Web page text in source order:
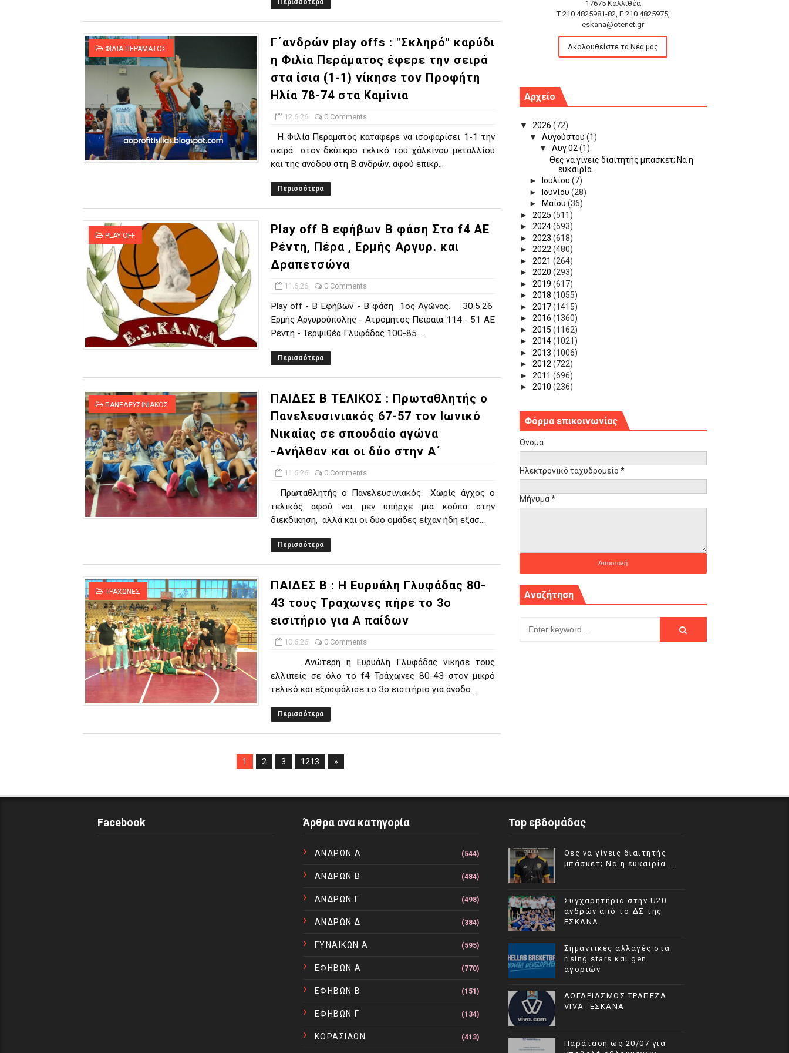
Περισσότερα
ΦΙΛΙΑ ΠΕΡΑΜΑΤΟΣ
Γ΄ανδρών play offs : "Σκληρό" καρύδι
η Φιλία Περάματος έφερε την σειρά
στα ίσια (1-1) νίκησε τον Προφήτη
Ηλία 78-74 στα Καμίνια
12.6.26 0 Comments
Η Φιλία Περάματος κατάφερε να ισοφαρίσει 1-1 την
σειρά στον δεύτερο τελικό του χάλκινου μεταλλίου
και της ανόδου στη Β ανδρών, αφού επικρ...
Περισσότερα
PLAY OFF
Play off B εφήβων Β φάση Στο f4 ΑΕ
Ρέντη, Πέρα , Ερμής Αργυρ. και
Δραπετσώνα
11.6.26 0 Comments
Play off - B Εφήβων - Β φάση 1ος Αγώνας. 30.5.26
Ερμής Αργυρούπολης - Ατρόμητος Πειραιά 114 - 51 ΑΕ
Ρέντη - Τερψιθέα Γλυφάδας 100-85 ...
Περισσότερα
ΠΑΝΕΛΕΥΣΙΝΙΑΚΟΣ
ΠΑΙΔΕΣ Β ΤΕΛΙΚΟΣ : Πρωταθλητής ο
Πανελευσινιακός 67-57 τον Ιωνικό
Νικαίας σε σπουδαίο αγώνα
-Ανήλθαν και οι δύο στην Α΄
11.6.26 0 Comments
Πρωταθλητής ο Πανελευσινιακός Χωρίς άγχος ο
τελικός αφού ναι μεν υπήρχε μια κούπα στην
διεκδίκηση, αλλά και οι δύο ομάδες είχαν ήδη εξασ...
Περισσότερα
ΤΡΑΧΩΝΕΣ
ΠΑΙΔΕΣ Β : Η Ευρυάλη Γλυφάδας 80-
43 τους Τραχωνες πήρε το 3ο
εισιτήριο για Α παίδων
10.6.26 0 Comments
Ανώτερη η Ευρυάλη Γλυφάδας νίκησε τους
ελλιπείς σε όλο το f4 Τράχωνες 80-43 στον μικρό
τελικό και εξασφάλισε το 3ο εισιτήριο για άνοδο...
Περισσότερα
1 2 3 1213 »
17675 Καλλιθέα
T 210 4825981-82, F 210 4825975,
eskana@otenet.gr
Ακολουθείστε τα Νέα μας
Αρχείο
▼ 2026 (72)
▼Αυγούστου(1)
▼Αυγ 02(1)
Θες να γίνεις διαιτητής μπάσκετ; Να η
ευκαιρία...
►
Ιουλίου(7)
►
Ιουνίου(28)
► Μαΐου(36)
► 2025 (511)
► 2024(593)
► 2023 (618)
► 2022(480)
► 2021 (264)
► 2020 (293)
► 2019 (617)
► 2018 (1055)
► 2017(1415)
► 2016 (1360)
► 2015 (1162)
► 2014(1021)
► 2013 (1006)
► 2012(722)
► 2011 (696)
► 2010 (236)
Φόρμα επικοινωνίας
Όνομα
Ηλεκτρονικό ταχυδρομείο *
Μήνυμα*
Αναζήτηση
Facebook Άρθρα ανα κατηγορία
ΑΝΔΡΩΝ Α (544)
ΑΝΔΡΩΝ Β (484)
ΑΝΔΡΩΝ Γ (498)
ΑΝΔΡΩΝ Δ (384)
ΓΥΝΑΙΚΩΝ Α (595)
ΕΦΗΒΩΝ Α (770)
ΕΦΗΒΩΝ Β (151)
ΕΦΗΒΩΝ Γ (134)
ΚΟΡΑΣΙΔΩΝ (413)
Top εβδομάδας
Θες να γίνεις διαιτητής
μπάσκετ; Να η ευκαιρία...
Συγχαρητήρια στην U20
ανδρών από το ΔΣ της
ΕΣΚΑΝΑ
Σημαντικές αλλαγές στα
rising stars και gen
αγοριών
ΛΟΓΑΡΙΑΣΜΟΣ ΤΡΑΠΕΖΑ
VIVA -ΕΣΚΑΝΑ
Παράταση ως 20/07 για